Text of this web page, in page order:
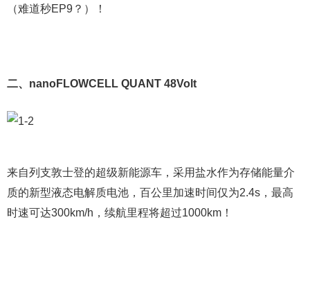
（难道秒EP9？）！
二、nanoFLOWCELL QUANT 48Volt
来自列支敦士登的超级新能源车，采用盐水作为存储能量介
质的新型液态电解质电池，百公里加速时间仅为2.4s，最高
时速可达300km/h，续航里程将超过1000km！